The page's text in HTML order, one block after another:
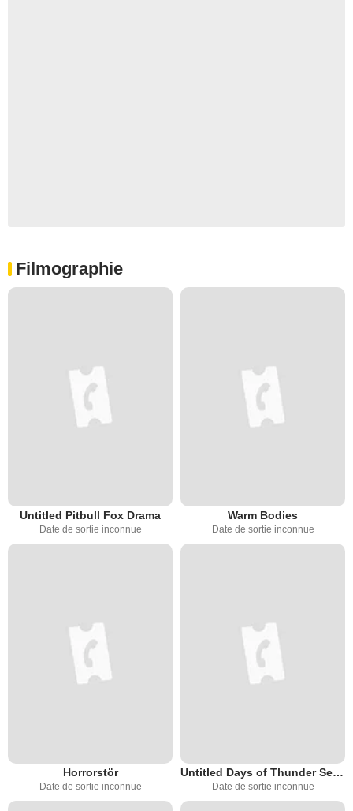
Filmographie
Untitled Pitbull Fox Drama
Date de sortie inconnue
Warm Bodies
Date de sortie inconnue
Horrorstör
Date de sortie inconnue
Untitled Days of Thunder Sequel
Date de sortie inconnue